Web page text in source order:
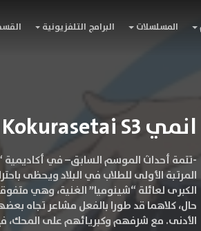
المسلسلات البرامج التلفزيونية
انمي Kaguya-sama wa Kokurasetai S3
-تتمة أحداث الموسم السابق–في أكاديمية
المرتبة الأولى للطلاب في البلاد ويحظى
الكبرى لعائلة “شينوميا” الغنية، وهي
حال، كلاهما قد طورا بالفعل مشاعر تجاه
الأدنى. مع شرفهم وكبريائهم على المحك،